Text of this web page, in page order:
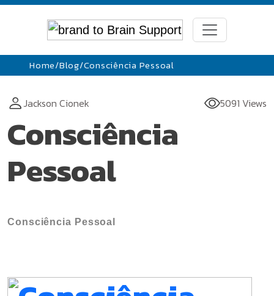
Home/Blog/Consciência Pessoal
Jackson Cionek 5091 Views
Consciência
Pessoal
Consciência Pessoal